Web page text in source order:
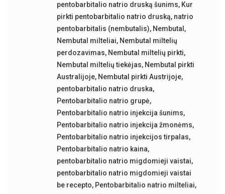
pentobarbitalio natrio druską šunims, Kur
pirkti pentobarbitalio natrio druską, natrio
pentobarbitalis (nembutalis), Nembutal ,
Nembutal milteliai, Nembutal miltelių
perdozavimas, Nembutal miltelių pirkti,
Nembutal miltelių tiekėjas, Nembutal pirkti
Australijoje, Nembutal pirkti Austrijoje,
pentobarbitalio natrio druska,
Pentobarbitalio natrio grupė,
Pentobarbitalio natrio injekcija šunims,
Pentobarbitalio natrio injekcija žmonėms,
Pentobarbitalio natrio injekcijos tirpalas,
Pentobarbitalio natrio kaina,
pentobarbitalio natrio migdomieji vaistai,
pentobarbitalio natrio migdomieji vaistai
be recepto, Pentobarbitalio natrio milteliai,